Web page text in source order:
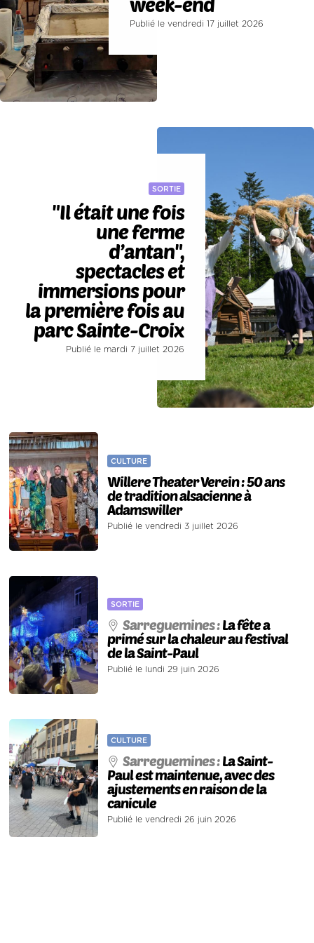
Publié le vendredi 17 juillet 2026
SORTIE
"Il était une fois
une ferme
d’antan",
spectacles et
immersions pour
la première fois au
parc Sainte-Croix
Publié le mardi 7 juillet 2026
CULTURE
Willere Theater Verein : 50 ans
de tradition alsacienne à
Adamswiller
Publié le vendredi 3 juillet 2026
SORTIE
Sarreguemines :La fête a
primé sur la chaleur au festival
de la Saint-Paul
Publié le lundi 29 juin 2026
CULTURE
Sarreguemines :La Saint-
Paul est maintenue, avec des
ajustements en raison de la
canicule
Publié le vendredi 26 juin 2026